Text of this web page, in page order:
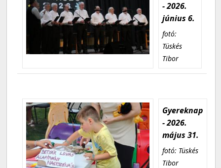
- 2026.
június 6.
fotó:
Tüskés
Tibor
Gyereknap
- 2026.
május 31.
fotó: Tüskés
Tibor